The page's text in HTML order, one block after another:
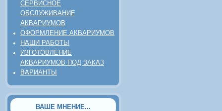
СЕРВИСНОЕ
ОБСЛУЖИВАНИЕ
АКВАРИУМОВ
ОФОРМЛЕНИЕ АКВАРИУМОВ
НАШИ РАБОТЫ
ИЗГОТОВЛЕНИЕ
АКВАРИУМОВ ПОД ЗАКАЗ
ВАРИАНТЫ
ВАШЕ МНЕНИЕ...